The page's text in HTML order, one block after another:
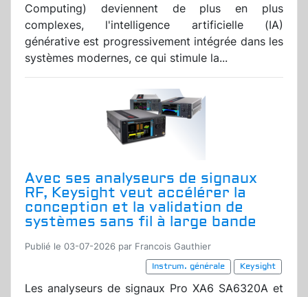
Computing) deviennent de plus en plus
complexes, l'intelligence artificielle (IA)
générative est progressivement intégrée dans les
systèmes modernes, ce qui stimule la...
Avec ses analyseurs de signaux
RF, Keysight veut accélérer la
conception et la validation de
systèmes sans fil à large bande
Publié le 03-07-2026 par Francois Gauthier
Instrum. générale
Keysight
Les analyseurs de signaux Pro XA6 SA6320A et